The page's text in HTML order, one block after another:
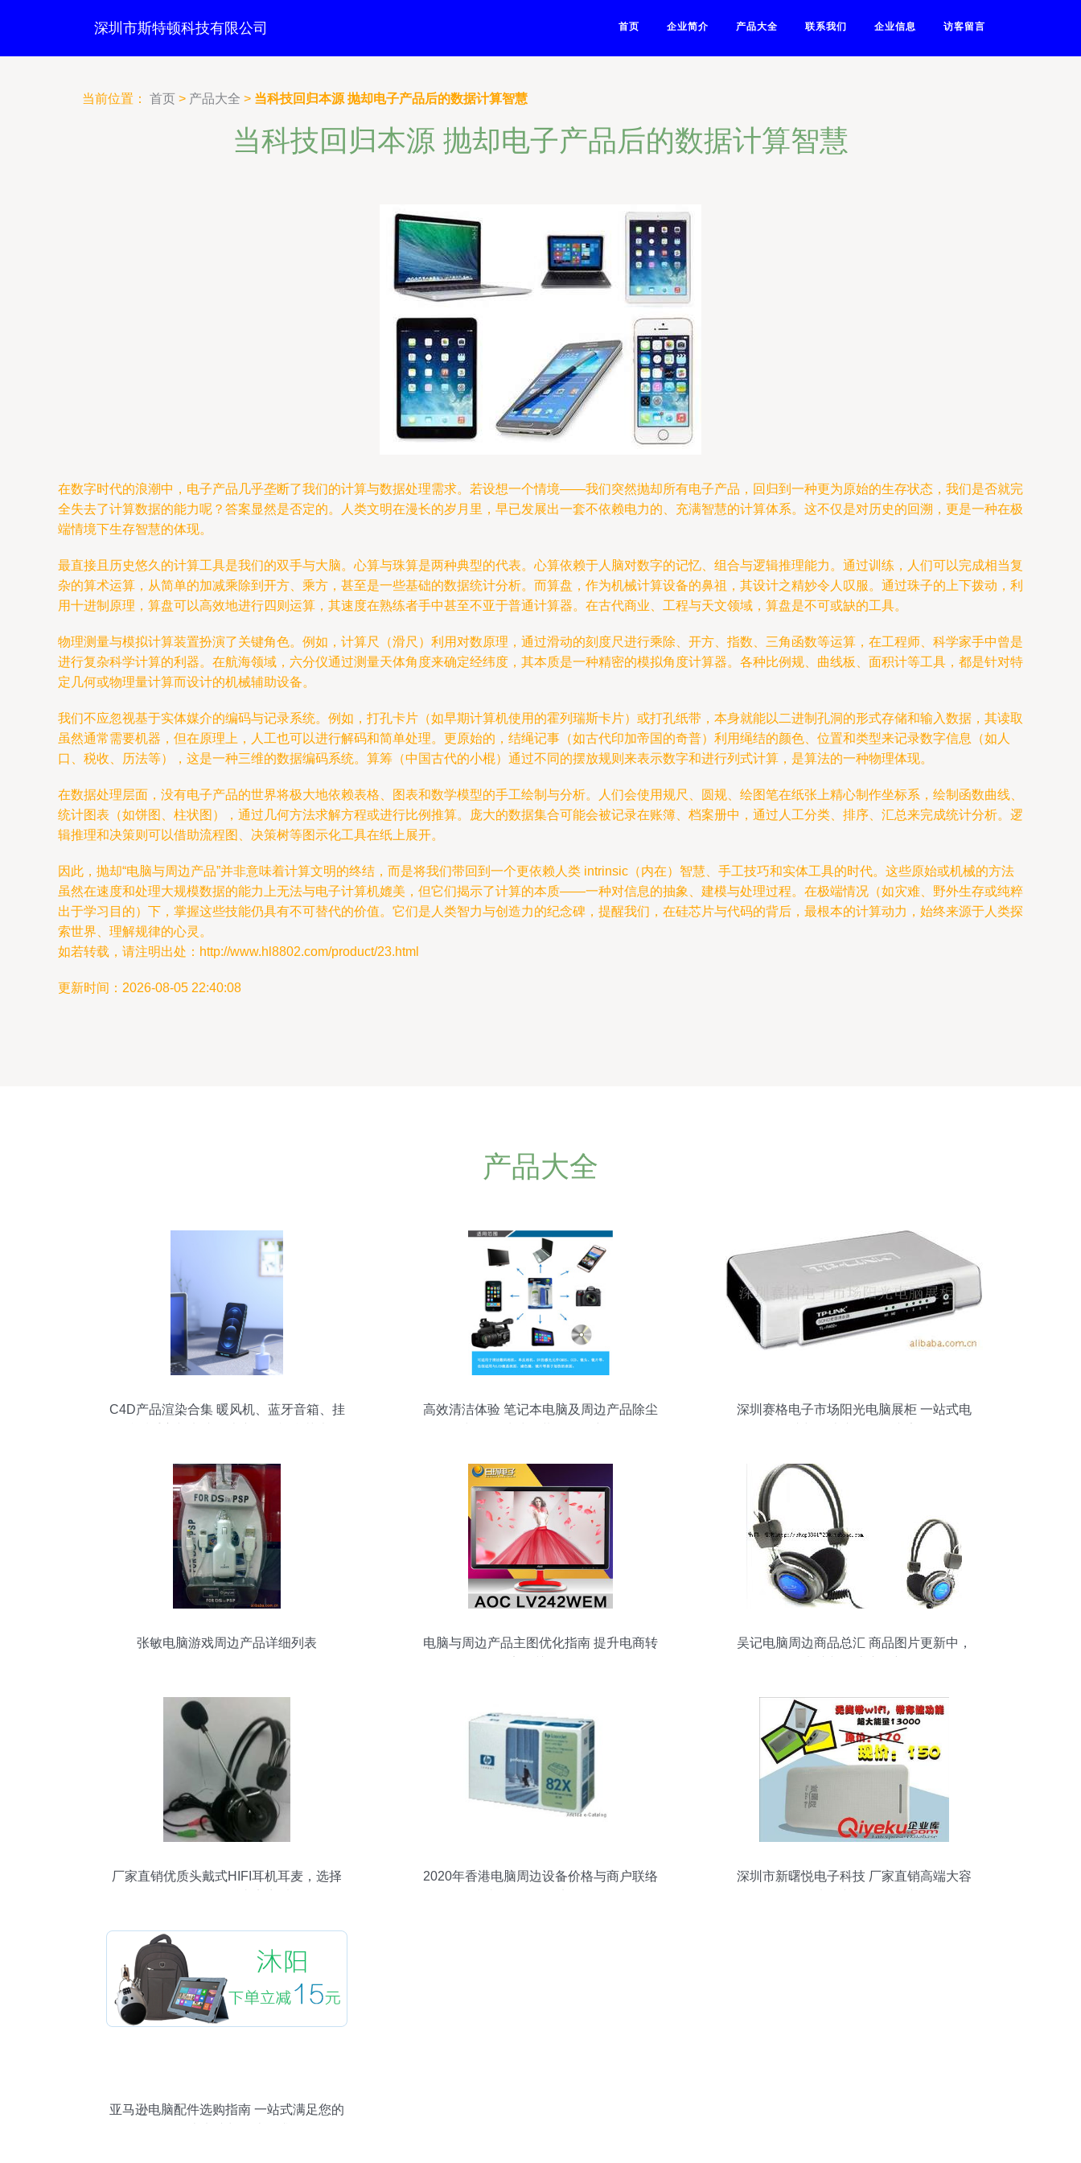
深圳市斯特顿科技有限公司 首页 企业简介 产品大全 联系我们 企业信息 访客留言
当前位置： 首页 > 产品大全 > 当科技回归本源 抛却电子产品后的数据计算智慧
当科技回归本源 抛却电子产品后的数据计算智慧
在数字时代的浪潮中，电子产品几乎垄断了我们的计算与数据处理需求。若设想一个情境——我们突然抛却所有电子产品，回归到一种更为原始的生存状态，我们是否就完
全失去了计算数据的能力呢？答案显然是否定的。人类文明在漫长的岁月里，早已发展出一套不依赖电力的、充满智慧的计算体系。这不仅是对历史的回溯，更是一种在极
端情境下生存智慧的体现。
最直接且历史悠久的计算工具是我们的双手与大脑。心算与珠算是两种典型的代表。心算依赖于人脑对数字的记忆、组合与逻辑推理能力。通过训练，人们可以完成相当复
杂的算术运算，从简单的加减乘除到开方、乘方，甚至是一些基础的数据统计分析。而算盘，作为机械计算设备的鼻祖，其设计之精妙令人叹服。通过珠子的上下拨动，利
用十进制原理，算盘可以高效地进行四则运算，其速度在熟练者手中甚至不亚于普通计算器。在古代商业、工程与天文领域，算盘是不可或缺的工具。
物理测量与模拟计算装置扮演了关键角色。例如，计算尺（滑尺）利用对数原理，通过滑动的刻度尺进行乘除、开方、指数、三角函数等运算，在工程师、科学家手中曾是
进行复杂科学计算的利器。在航海领域，六分仪通过测量天体角度来确定经纬度，其本质是一种精密的模拟角度计算器。各种比例规、曲线板、面积计等工具，都是针对特
定几何或物理量计算而设计的机械辅助设备。
我们不应忽视基于实体媒介的编码与记录系统。例如，打孔卡片（如早期计算机使用的霍列瑞斯卡片）或打孔纸带，本身就能以二进制孔洞的形式存储和输入数据，其读取
虽然通常需要机器，但在原理上，人工也可以进行解码和简单处理。更原始的，结绳记事（如古代印加帝国的奇普）利用绳结的颜色、位置和类型来记录数字信息（如人
口、税收、历法等），这是一种三维的数据编码系统。算筹（中国古代的小棍）通过不同的摆放规则来表示数字和进行列式计算，是算法的一种物理体现。
在数据处理层面，没有电子产品的世界将极大地依赖表格、图表和数学模型的手工绘制与分析。人们会使用规尺、圆规、绘图笔在纸张上精心制作坐标系，绘制函数曲线、
统计图表（如饼图、柱状图），通过几何方法求解方程或进行比例推算。庞大的数据集合可能会被记录在账簿、档案册中，通过人工分类、排序、汇总来完成统计分析。逻
辑推理和决策则可以借助流程图、决策树等图示化工具在纸上展开。
因此，抛却“电脑与周边产品”并非意味着计算文明的终结，而是将我们带回到一个更依赖人类 intrinsic（内在）智慧、手工技巧和实体工具的时代。这些原始或机械的方法
虽然在速度和处理大规模数据的能力上无法与电子计算机媲美，但它们揭示了计算的本质——一种对信息的抽象、建模与处理过程。在极端情况（如灾难、野外生存或纯粹
出于学习目的）下，掌握这些技能仍具有不可替代的价值。它们是人类智力与创造力的纪念碑，提醒我们，在硅芯片与代码的背后，最根本的计算动力，始终来源于人类探
索世界、理解规律的心灵。
如若转载，请注明出处：http://www.hl8802.com/product/23.html
更新时间：2026-08-05 22:40:08
产品大全
C4D产品渲染合集 暖风机、蓝牙音箱、挂
高效清洁体验 笔记本电脑及周边产品除尘
深圳赛格电子市场阳光电脑展柜 一站式电
张敏电脑游戏周边产品详细列表
电脑与周边产品主图优化指南 提升电商转
吴记电脑周边商品总汇 商品图片更新中，
厂家直销优质头戴式HIFI耳机耳麦，选择
2020年香港电脑周边设备价格与商户联络
深圳市新曙悦电子科技 厂家直销高端大容
亚马逊电脑配件选购指南 一站式满足您的